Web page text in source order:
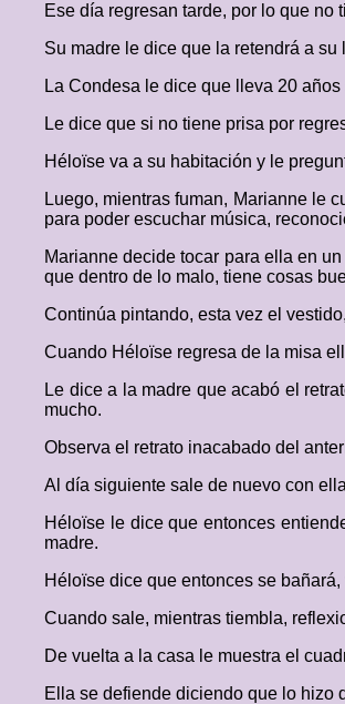
Ese día regresan tarde, por lo que no
Su madre le dice que la retendrá a
La Condesa le dice que lleva 20
Le dice que si no tiene prisa por
Héloïse va a su habitación y le
Luego, mientras fuman, Marianne le
para poder escuchar música,
Marianne decide tocar para ella en
que dentro de lo malo, tiene cosas
Continúa pintando, esta vez el
Cuando Héloïse regresa de la misa
Le dice a la madre que acabó el
mucho.
Observa el retrato inacabado del
Al día siguiente sale de nuevo con
Héloïse le dice que entonces
madre.
Héloïse dice que entonces se
Cuando sale, mientras tiembla,
De vuelta a la casa le muestra el
Ella se defiende diciendo que lo hizo